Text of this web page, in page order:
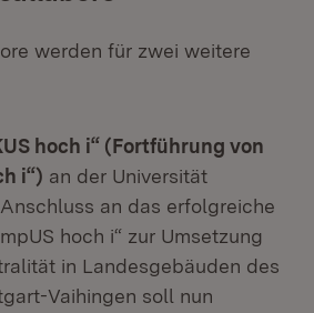
werden für zwei weitere
hoch i“ (Fortführung von
i“) an der Universität
an das erfolgreiche
hoch i“ zur Umsetzung
in Landesgebäuden des
Vaihingen soll nun